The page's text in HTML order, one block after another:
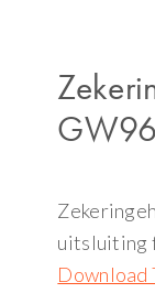
uitsluiting
Download